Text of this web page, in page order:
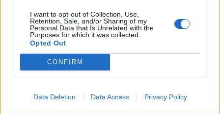
I want to opt-out of Collection, Use,
Retention, Sale, and/or Sharing of my
Personal Data that Is Unrelated with the
Purposes for which it was collected.
Opted Out
CONFIRM
Data Deletion Data Access Privacy Policy
ALLERGIES